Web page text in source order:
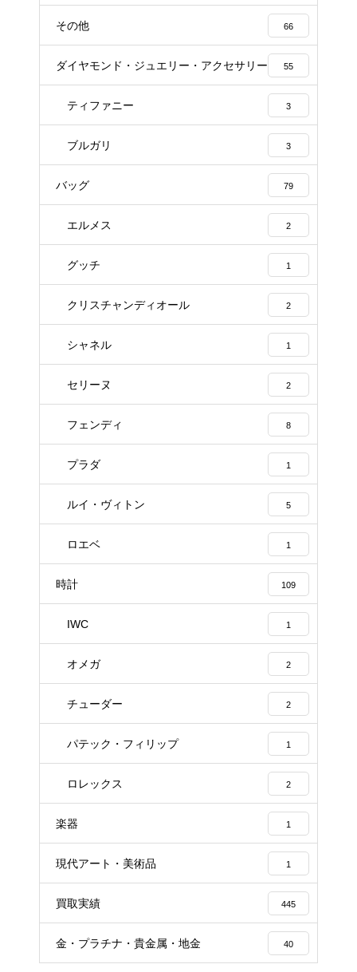
その他 66
ダイヤモンド・ジュエリー・アクセサリー 55
ティファニー 3
ブルガリ 3
バッグ 79
エルメス 2
グッチ 1
クリスチャンディオール 2
シャネル 1
セリーヌ 2
フェンディ 8
プラダ 1
ルイ・ヴィトン 5
ロエベ 1
時計 109
IWC 1
オメガ 2
チューダー 2
パテック・フィリップ 1
ロレックス 2
楽器 1
現代アート・美術品 1
買取実績 445
金・プラチナ・貴金属・地金 40